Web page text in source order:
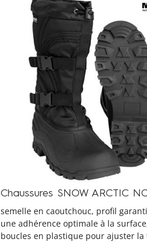
Chaussures SNOW ARCTIC
semelle en caoutchouc, profil
une adhérence optimale à la
boucles en plastique pour ajuster la